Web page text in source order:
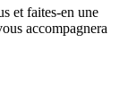
et faites-en une
accompagnera